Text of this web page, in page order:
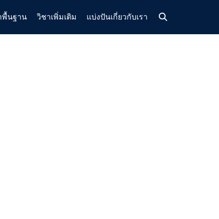
พื้นฐาน วิชาเพิ่มเติม แบ่งปันเกี่ยวกับเรา